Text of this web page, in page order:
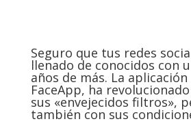
Seguro que tus redes
llenado de conocidos con
años de más. La
FaceApp, ha
sus «envejecidos filtros»,
también con sus